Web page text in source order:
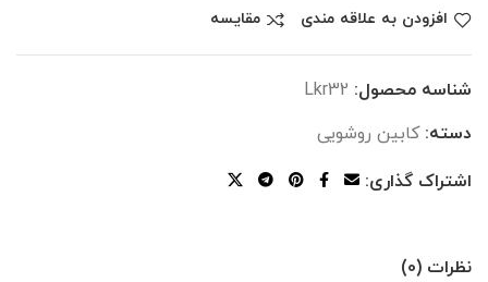
افزودن به علاقه مندی مقایسه
شناسه محصول: Lkr32
دسته:کابین روشویی
اشتراک گذاری:
نظرات (0)